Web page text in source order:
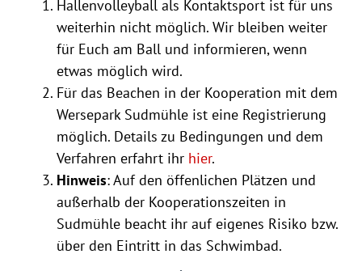
Hallenvolleyball als Kontaktsport ist für uns
weiterhin nicht möglich. Wir bleiben weiter
für Euch am Ball und informieren, wenn
etwas möglich wird.
Für das Beachen in der Kooperation mit dem
Wersepark Sudmühle ist eine Registrierung
möglich. Details zu Bedingungen und dem
Verfahren erfahrt ihr hier.
Hinweis: Auf den öffenlichen Plätzen und
außerhalb der Kooperationszeiten in
Sudmühle beacht ihr auf eigenes Risiko bzw.
über den Eintritt in das Schwimbad.